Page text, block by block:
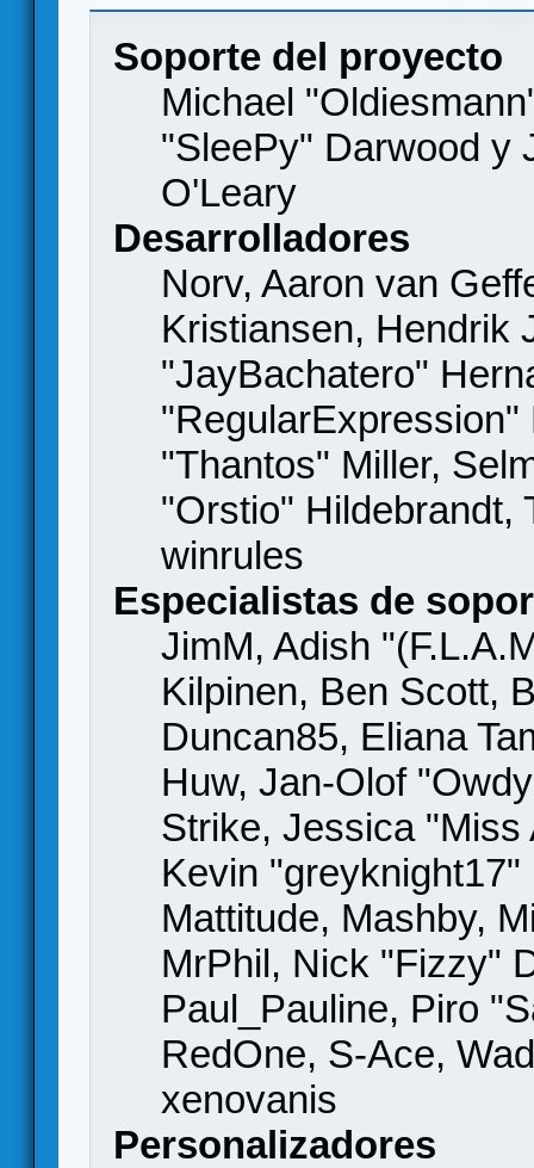
Soporte del proyecto
Michael
"SleePy" Darwood y
O'Leary
Desarrolladores
Norv, Aaron van
Kristiansen, Hendrik
"JayBachatero"
"Thantos" Miller,
"Orstio" Hildebrandt,
winrules
Especialistas de
JimM, Adish
Kilpinen, Ben Scott,
Duncan85, Eliana
Huw, Jan-Olof
Strike, Jessica
Kevin
Mattitude, Mashby,
MrPhil, Nick "Fizzy"
Paul_Pauline, Piro
RedOne, S-Ace,
xenovanis
Personalizadores